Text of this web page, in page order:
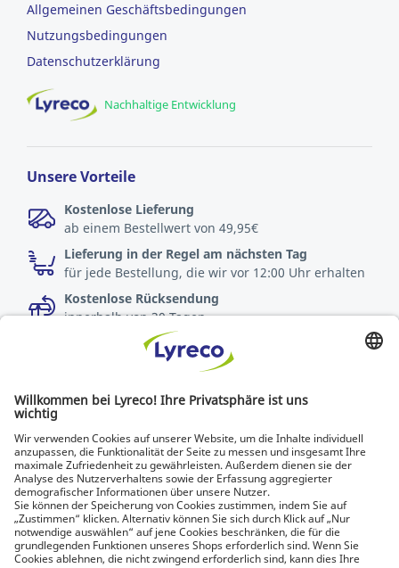
Allgemeinen Geschäftsbedingungen
Nutzungsbedingungen
Datenschutzerklärung
Nachhaltige Entwicklung
Unsere Vorteile
Kostenlose Lieferung
ab einem Bestellwert von 49,95€
Lieferung in der Regel am nächsten Tag
für jede Bestellung, die wir vor 12:00 Uhr erhalten
Kostenlose Rücksendung
innerhalb von 30 Tagen
Spezialist für jeden Arbeitsplatz
Die neuesten Nachrichten und Tipps von Experten
Entdecken Sie Lyreco-Lösungen für umweltfreundlichere
Arbeitsplätze
© Lyreco 2026 | Wir beliefern ausschließlich
Unternehmen. Daher sehen Sie Nettopreise (exkl.